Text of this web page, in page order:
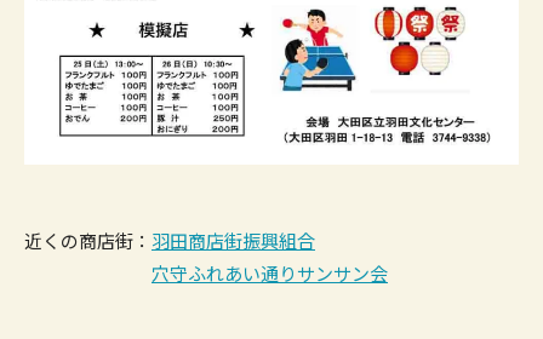
近くの商店街： 羽田商店街振興組合
穴守ふれあい通りサンサン会